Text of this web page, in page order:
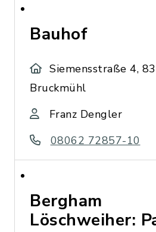
Bauhof
Siemensstraße 4,
Bruckmühl
Franz Dengler
08062 72857-10
Bergham
Löschweiher: